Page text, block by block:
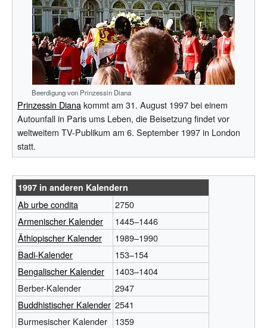
Beerdigung von Prinzessin Diana
Prinzessin Dianakommt am 31. August 1997 bei einem
Autounfall in Paris ums Leben, die Beisetzung findet vor
weltweitem TV-Publikum am 6. September 1997 in London
statt.
1997 in anderen Kalendern
Ab urbe condita
2750
Armenischer Kalender
1445–1446
Äthiopischer Kalender
1989–1990
Badi-Kalender
153–154
Bengalischer Kalender
1403–1404
Berber-Kalender
2947
Buddhistischer Kalender 2541
Burmesischer Kalender
1359